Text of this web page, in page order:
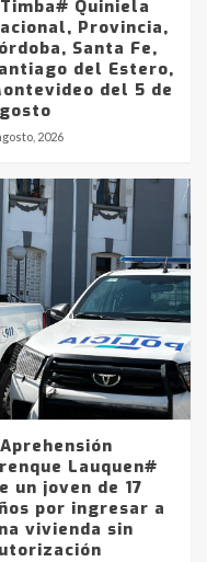
Quiniela
Provincia,
Santa Fe,
del Estero,
del 5 de
2026
Lauquen#
un joven de 17
por ingresar a
vivienda sin
5: falleció un
combustibles en
hasta Axion
de Bahía
Agosto vendrá
en gran parte